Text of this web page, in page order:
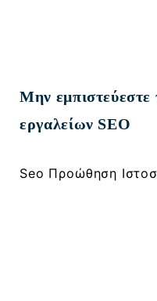
Μην εμπιστεύεστε
εργαλείων SEO
Seo Προώθηση